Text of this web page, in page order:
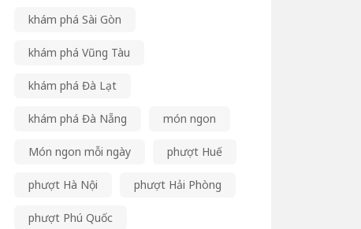
khám phá Sài Gòn
khám phá Vũng Tàu
khám phá Đà Lạt
khám phá Đà Nẵng món ngon
Món ngon mỗi ngày phượt Huế
phượt Hà Nội phượt Hải Phòng
phượt Phú Quốc